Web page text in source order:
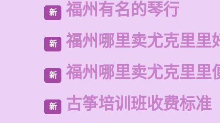
新 福州有名的琴行
新 福州哪里卖尤克里里
新 福州哪里卖尤克里里
新 古筝培训班收费标准